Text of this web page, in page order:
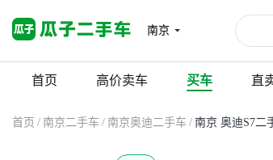
南京
首页 高价卖车 买车 直
首页 / 南京二手车 / 南京奥迪二手车 / 南京 奥迪S7二